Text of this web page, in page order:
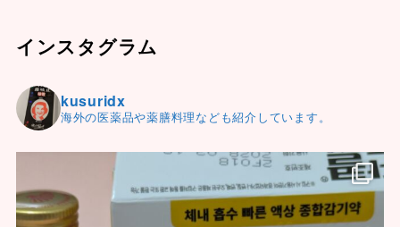
インスタグラム
kusuridx
海外の医薬品や薬膳料理なども紹介しています。